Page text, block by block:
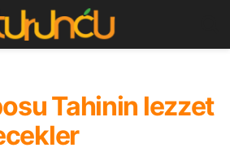
Tahinin lezzet